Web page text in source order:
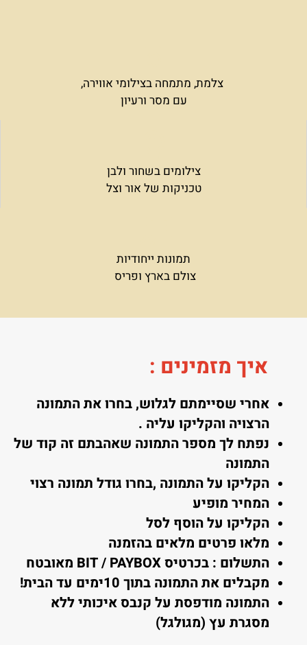
צלמת, מתמחה בצילומי אווירה,
עם מסר ורעיון
צילומים בשחור ולבן
טכניקות של אור וצל
תמונות ייחודיות
צולם בארץ ופריס
איך מזמינים :
אחרי שסיימתם לגלוש, בחרו את התמונה
הרצויה והקליקו עליה .
נפתח לך מספר התמונה שאהבתם זה קוד של
התמונה
הקליקו על התמונה ,בחרו גודל תמונה רצוי
המחיר מופיע
הקליקו על הוסף לסל
מלאו פרטים מלאים בהזמנה
התשלום : בכרטיס BIT / PAYBOX מאובטח
מקבלים את התמונה בתוך 10ימים עד הבית!
התמונה מודפסת על קנבס איכותי ללא
מסגרת עץ (מגולגל)